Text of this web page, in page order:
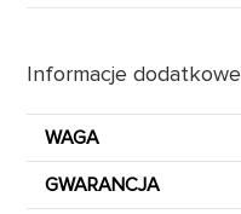
Informacje dodatkowe
WAGA
GWARANCJA